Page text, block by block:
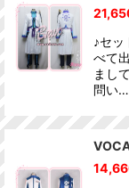
♪セッ
べて
まし
問い…